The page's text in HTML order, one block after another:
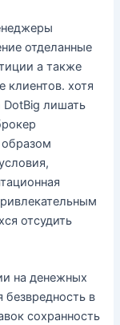
отделанные
а также
клиентов. хотя
лишать
отсудить
на денежных
безвредность в
сохранность